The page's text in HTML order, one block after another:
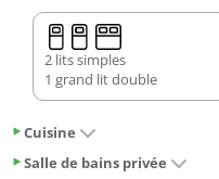
2 lits simples
1 grand lit double
Cuisine
Salle de bains privée